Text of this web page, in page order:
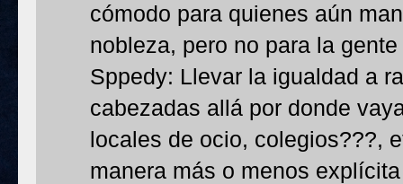
cómodo para quienes aún
nobleza, pero no para la
Sppedy: Llevar la igualdad a
cabezadas allá por donde
locales de ocio, colegios???,
manera más o menos